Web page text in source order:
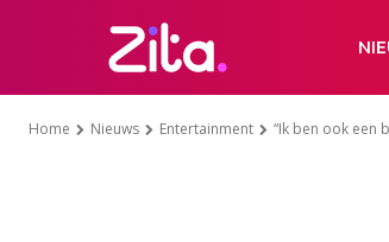
Home Nieuws Entertainment “Ik ben ook een